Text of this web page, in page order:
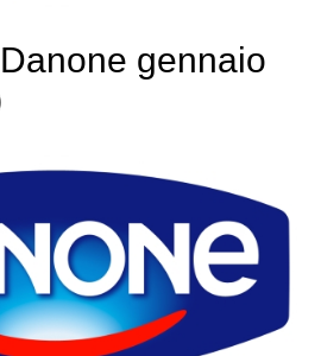
gennaio